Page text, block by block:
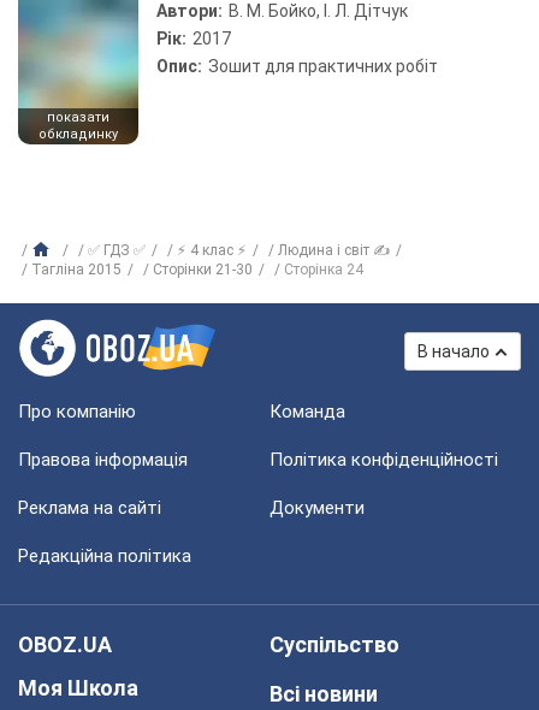
показати
обкладинку
Автори: В. М. Бойко, І. Л. Дітчук
Рік: 2017
Опис: Зошит для практичних робіт
✅ ГДЗ ✅ ⚡ 4 клас ⚡
Людина і світ ✍
Тагліна 2015
Сторінки 21-30 Сторінка 24
В начало
Про компанію Команда
Правова інформація Політика конфіденційності
Реклама на сайті Документи
Редакційна політика
OBOZ.UA
Моя Школа
Суспільство
Всі новини